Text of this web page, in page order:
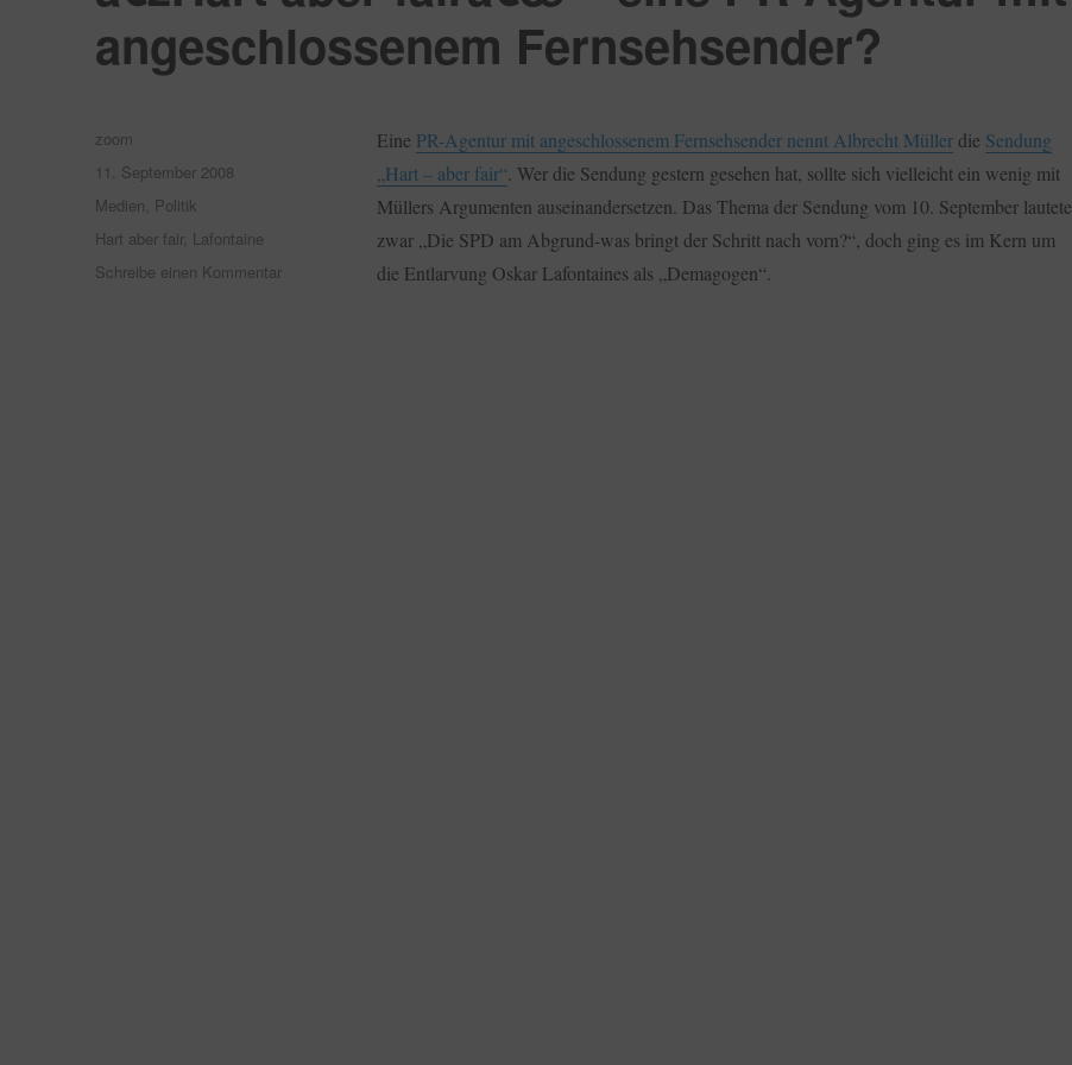
angeschlossenem Fernsehsender?
Eine PR-Agentur mit angeschlossenem Fernsehsender nennt Albrecht Müllerdie Sendung
„Hart – aber fair“ . Wer die Sendung gestern gesehen hat, sollte sich vielleicht ein wenig mit
Müllers Argumenten auseinandersetzen. Das Thema der Sendung vom 10. September lautete
zwar „Die SPD am Abgrund-was bringt der Schritt nach vorn?“, doch ging es im Kern um
die Entlarvung Oskar Lafontaines als „Demagogen“.
Autor
zoom
Veröffentlicht
am
11. September 2008
Kategorien
Medien, Politik
Schlagwörter
Hart aber fair, Lafontaine
Schreibe einen Kommentarzu